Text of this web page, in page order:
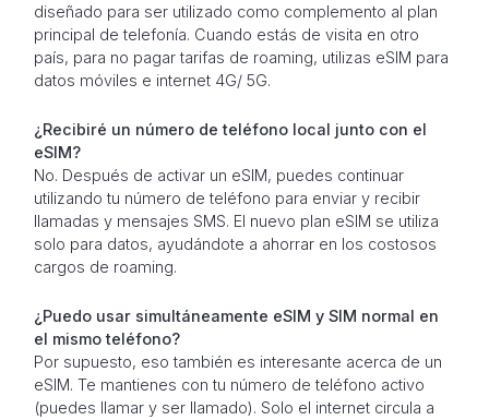
diseñado para ser utilizado como complemento al plan
principal de telefonía. Cuando estás de visita en otro
país, para no pagar tarifas de roaming, utilizas eSIM para
datos móviles e internet 4G/ 5G.
¿Recibiré un número de teléfono local junto con el
eSIM?
No. Después de activar un eSIM, puedes continuar
utilizando tu número de teléfono para enviar y recibir
llamadas y mensajes SMS. El nuevo plan eSIM se utiliza
solo para datos, ayudándote a ahorrar en los costosos
cargos de roaming.
¿Puedo usar simultáneamente eSIM y SIM normal en
el mismo teléfono?
Por supuesto, eso también es interesante acerca de un
eSIM. Te mantienes con tu número de teléfono activo
(puedes llamar y ser llamado). Solo el internet circula a